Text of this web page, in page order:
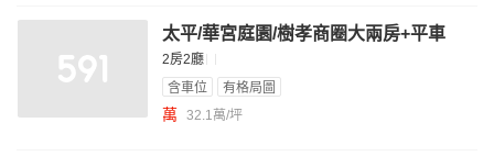
太平/華宮庭園/樹孝商圈大兩房+平車
2房2廳
含車位
有格局圖
萬 32.1萬/坪